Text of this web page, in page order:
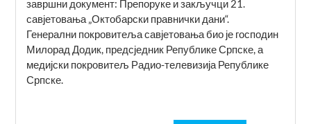
завршни документ: Препоруке и закључци 21.
савјетовања „Октобарски правнички дани“.
Генерални покровитеља савјетовања био је господин
Милорад Додик, предсједник Републике Српске, а
медијски покровитељ Радио-телевизија Републике
Српске.